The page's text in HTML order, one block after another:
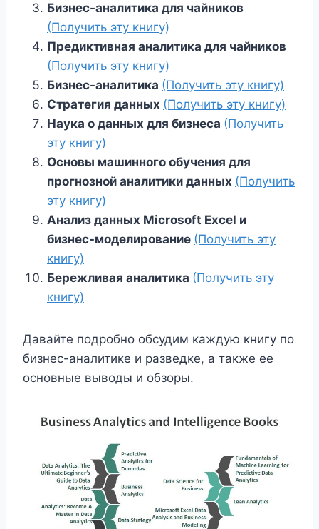
Бизнес-аналитика для чайников
(Получить эту книгу)
Предиктивная аналитика для чайников
(Получить эту книгу)
Бизнес-аналитика (Получить эту книгу)
Стратегия данных (Получить эту книгу)
Наука о данных для бизнеса (Получить
эту книгу)
Основы машинного обучения для
прогнозной аналитики данных (Получить
эту книгу)
Анализ данных Microsoft Excel и
бизнес-моделирование (Получить эту
книгу)
Бережливая аналитика (Получить эту
книгу)
Давайте подробно обсудим каждую книгу по
бизнес-аналитике и разведке, а также ее
основные выводы и обзоры.